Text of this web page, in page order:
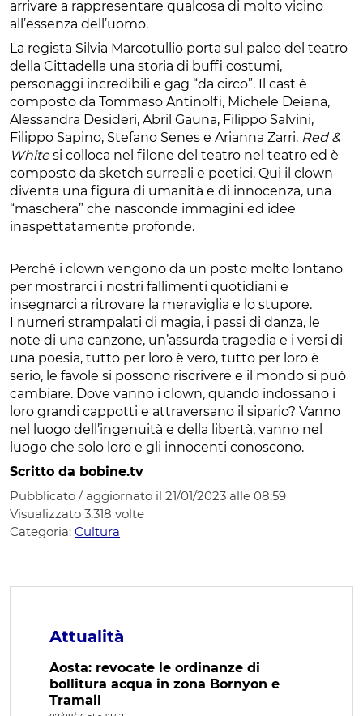
arrivare a rappresentare qualcosa di molto vicino
all’essenza dell’uomo.
La regista Silvia Marcotullio porta sul palco del teatro
della Cittadella una storia di buffi costumi,
personaggi incredibili e gag “da circo”. Il cast è
composto da Tommaso Antinolfi, Michele Deiana,
Alessandra Desideri, Abril Gauna, Filippo Salvini,
Filippo Sapino, Stefano Senes e Arianna Zarri. Red &
Whitesi colloca nel filone del teatro nel teatro ed è
composto da sketch surreali e poetici. Qui il clown
diventa una figura di umanità e di innocenza, una
“maschera” che nasconde immagini ed idee
inaspettatamente profonde.
Perché i clown vengono da un posto molto lontano
per mostrarci i nostri fallimenti quotidiani e
insegnarci a ritrovare la meraviglia e lo stupore.
I numeri strampalati di magia, i passi di danza, le
note di una canzone, un’assurda tragedia e i versi di
una poesia, tutto per loro è vero, tutto per loro è
serio, le favole si possono riscrivere e il mondo si può
cambiare. Dove vanno i clown, quando indossano i
loro grandi cappotti e attraversano il sipario? Vanno
nel luogo dell’ingenuità e della libertà, vanno nel
luogo che solo loro e gli innocenti conoscono.
Scritto da bobine.tv
Pubblicato / aggiornato il 21/01/2023 alle 08:59
Visualizzato 3.318 volte
Categoria: Cultura
Attualità
Aosta: revocate le ordinanze di
bollitura acqua in zona Bornyon e
Tramail